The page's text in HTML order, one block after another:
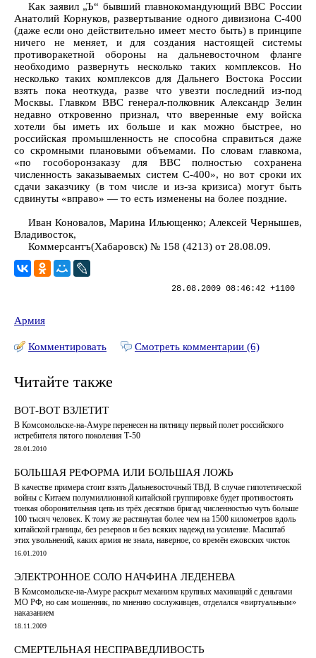
Как заявил „Ъ“ бывший главнокомандующий ВВС России
Анатолий Корнуков, развертывание одного дивизиона С-400
(даже если оно действительно имеет место быть) в принципе
ничего не меняет, и для создания настоящей системы
противоракетной обороны на дальневосточном фланге
необходимо развернуть несколько таких комплексов. Но
несколько таких комплексов для Дальнего Востока России
взять пока неоткуда, разве что увезти последний из-под
Москвы. Главком ВВС генерал-полковник Александр Зелин
недавно откровенно признал, что вверенные ему войска
хотели бы иметь их больше и как можно быстрее, но
российская промышленность не способна справиться даже
со скромными плановыми объемами. По словам главкома,
«по гособоронзаказу для ВВС полностью сохранена
численность заказываемых систем С-400», но вот сроки их
сдачи заказчику (в том числе и из-за кризиса) могут быть
сдвинуты «вправо» — то есть изменены на более поздние.
Иван Коновалов, Марина Ильющенко; Алексей Чернышев,
Владивосток,
Коммерсантъ(Хабаровск) № 158 (4213) от 28.08.09.
28.08.2009 08:46:42 +1100
Армия
Комментировать Смотреть комментарии (6)
Читайте также
ВОТ-ВОТ ВЗЛЕТИТ
В Комсомольске-на-Амуре перенесен на пятницу первый полет российского
истребителя пятого поколения Т-50
28.01.2010
БОЛЬШАЯ РЕФОРМА ИЛИ БОЛЬШАЯ ЛОЖЬ
В качестве примера стоит взять Дальневосточный ТВД. В случае гипотетической
войны с Китаем полумиллионной китайской группировке будет противостоять
тонкая оборонительная цепь из трёх десятков бригад численностью чуть больше
100 тысяч человек. К тому же растянутая более чем на 1500 километров вдоль
китайской границы, без резервов и без всяких надежд на усиление. Масштаб
этих увольнений, каких армия не знала, наверное, со времён ежовских чисток
16.01.2010
ЭЛЕКТРОННОЕ СОЛО НАЧФИНА ЛЕДЕНЕВА
В Комсомольске-на-Амуре раскрыт механизм крупных махинаций с деньгами
МО РФ, но сам мошенник, по мнению сослуживцев, отделался «виртуальным»
наказанием
18.11.2009
СМЕРТЕЛЬНАЯ НЕСПРАВЕДЛИВОСТЬ